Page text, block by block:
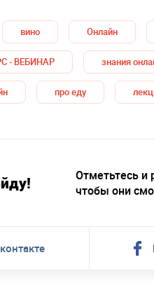
вино Онлайн
- ВЕБИНАР знания
про еду
Отметьтесь и
чтобы они